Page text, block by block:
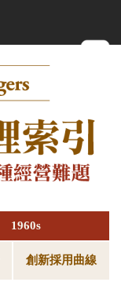
1960s
創新採用曲線